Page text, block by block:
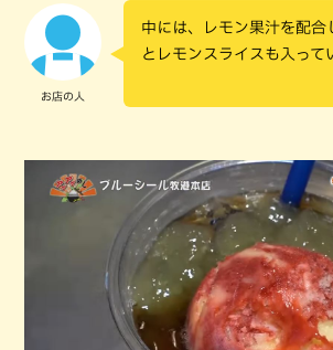
お店の人
中には、レモン果汁を配合
とレモンスライスも入って